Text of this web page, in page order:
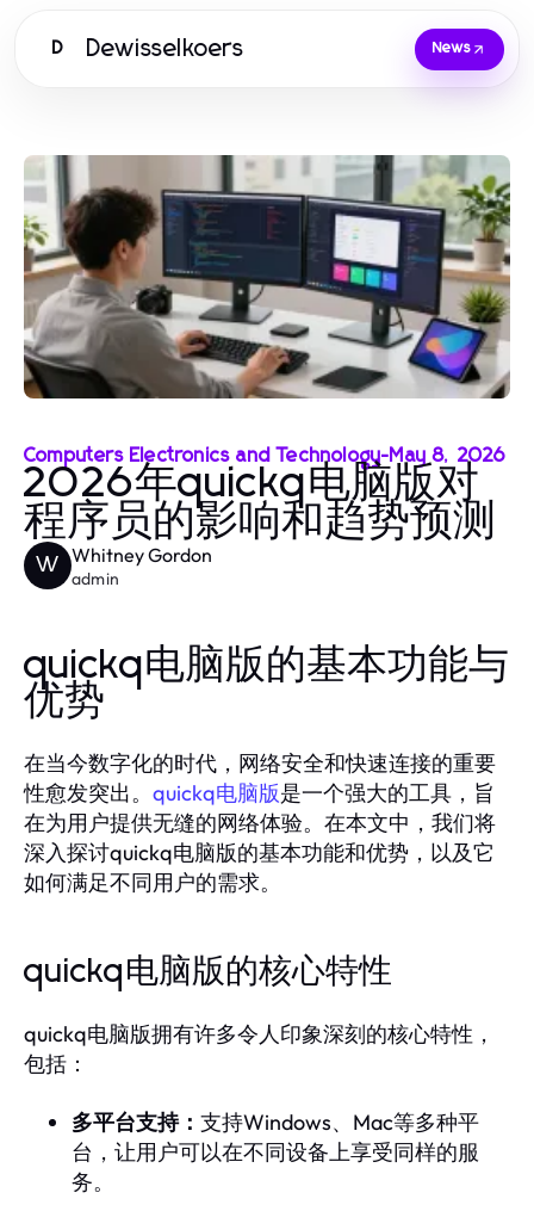
D Dewisselkoers News
Computers Electronics and Technology-May 8, 2026
2026年quickq电脑版对
程序员的影响和趋势预测
W Whitney Gordon
admin
quickq电脑版的基本功能与
优势
在当今数字化的时代，网络安全和快速连接的重要
性愈发突出。 quickq电脑版是一个强大的工具，旨
在为用户提供无缝的网络体验。在本文中，我们将
深入探讨quickq电脑版的基本功能和优势，以及它
如何满足不同用户的需求。
quickq电脑版的核心特性
quickq电脑版拥有许多令人印象深刻的核心特性，
包括：
多平台支持： 支持Windows、Mac等多种平
台，让用户可以在不同设备上享受同样的服
务。